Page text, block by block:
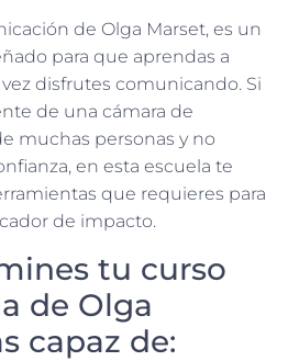
de Olga Marset, es un
para que aprendas a
disfrutes comunicando. Si
de una cámara de
muchas personas y no
en esta escuela te
que requieres para
de impacto.
tu curso
de Olga
capaz de: